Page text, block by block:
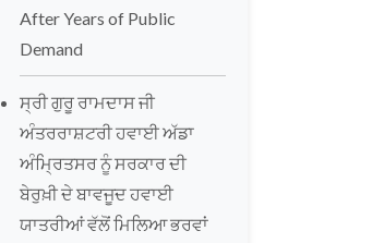
After Years of Public
Demand
ਸ੍ਰੀ ਗੁਰੂ ਰਾਮਦਾਸ ਜੀ
ਅੰਤਰਰਾਸ਼ਟਰੀ ਹਵਾਈ ਅੱਡਾ
ਅੰਮ੍ਰਿਤਸਰ ਨੂੰ ਸਰਕਾਰ ਦੀ
ਬੇਰੁਖ਼ੀ ਦੇ ਬਾਵਜੂਦ ਹਵਾਈ
ਯਾਤਰੀਆਂ ਵੱਲੋਂ ਮਿਲਿਆ ਭਰਵਾਂ